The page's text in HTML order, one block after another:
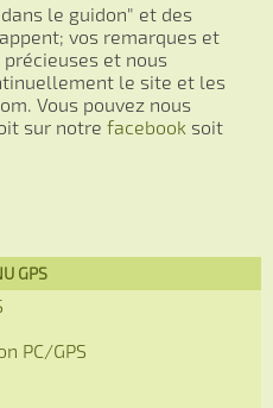
le guidon" et des
vos remarques et
et nous
le site et les
Vous pouvez nous
sur notre facebook soit
GPS
PC/GPS